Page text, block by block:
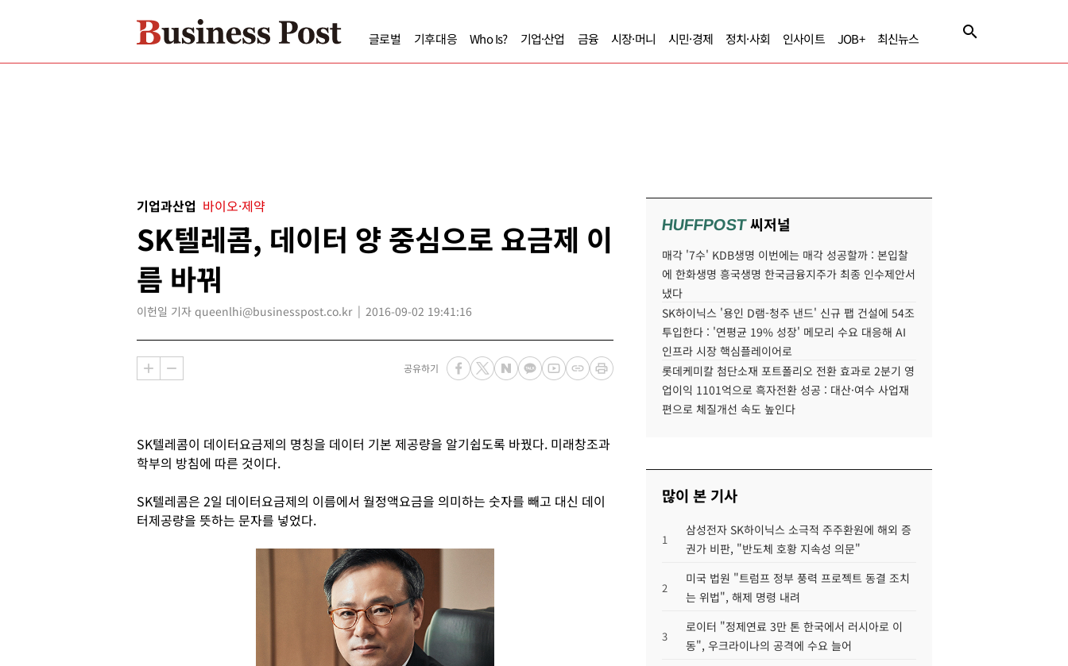
글로벌 기후대응 Who Is? 기업·산업 금융 시장·머니 시민·경제 정치·사회 인사이트 JOB+ 최신뉴스
기업과산업 바이오·제약
SK텔레콤, 데이터 양 중심으로 요금제 이
름 바꿔
이헌일 기자 queenlhi@businesspost.co.kr 2016-09-02 19:41:16
공유하기
SK텔레콤이 데이터요금제의 명칭을 데이터 기본 제공량을 알기쉽도록 바꿨다. 미래창조과
학부의 방침에 따른 것이다.
SK텔레콤은 2일 데이터요금제의 이름에서 월정액요금을 의미하는 숫자를 빼고 대신 데이
터제공량을 뜻하는 문자를 넣었다.
HUFFPOST씨저널
매각 '7수' KDB생명 이번에는 매각 성공할까 : 본입찰
에 한화생명 흥국생명 한국금융지주가 최종 인수제안서
냈다
SK하이닉스 '용인 D램-청주 낸드' 신규 팹 건설에 54조
투입한다 : '연평균 19% 성장' 메모리 수요 대응해 AI
인프라 시장 핵심플레이어로
롯데케미칼 첨단소재 포트폴리오 전환 효과로 2분기 영
업이익 1101억으로 흑자전환 성공 : 대산·여수 사업재
편으로 체질개선 속도 높인다
많이 본 기사
1
삼성전자 SK하이닉스 소극적 주주환원에 해외 증
권가 비판, "반도체 호황 지속성 의문"
2
미국 법원 "트럼프 정부 풍력 프로젝트 동결 조치
는 위법", 해제 명령 내려
3
로이터 "정제연료 3만 톤 한국에서 러시아로 이
동", 우크라이나의 공격에 수요 늘어